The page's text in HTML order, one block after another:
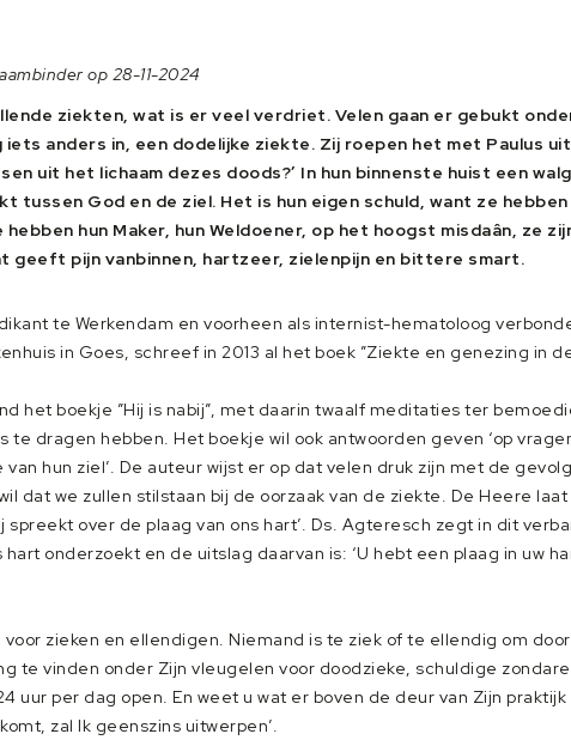
op 28-11-2024
ziekten, wat is er veel verdriet. Velen gaan er gebukt
anders in, een dodelijke ziekte. Zij roepen het met Paulus
uit het lichaam dezes doods?’ In hun binnenste huist een
tussen God en de ziel. Het is hun eigen schuld, want ze
hun Maker, hun Weldoener, op het hoogst misdaân, ze
geeft pijn vanbinnen, hartzeer, zielenpijn en bittere smart.
te Werkendam en voorheen als internist-hematoloog
in Goes, schreef in 2013 al het boek ”Ziekte en genezing in
het boekje ”Hij is nabij”, met daarin twaalf meditaties ter
te dragen hebben. Het boekje wil ook antwoorden geven ‘op
hun ziel’. De auteur wijst er op dat velen druk zijn met de
dat we zullen stilstaan bij de oorzaak van de ziekte. De Heere
spreekt over de plaag van ons hart’. Ds. Agteresch zegt in dit
onderzoekt en de uitslag daarvan is: ‘U hebt een plaag in uw
zieken en ellendigen. Niemand is te ziek of te ellendig om
te vinden onder Zijn vleugelen voor doodzieke, schuldige
uur per dag open. En weet u wat er boven de deur van Zijn
zal Ik geenszins uitwerpen’.